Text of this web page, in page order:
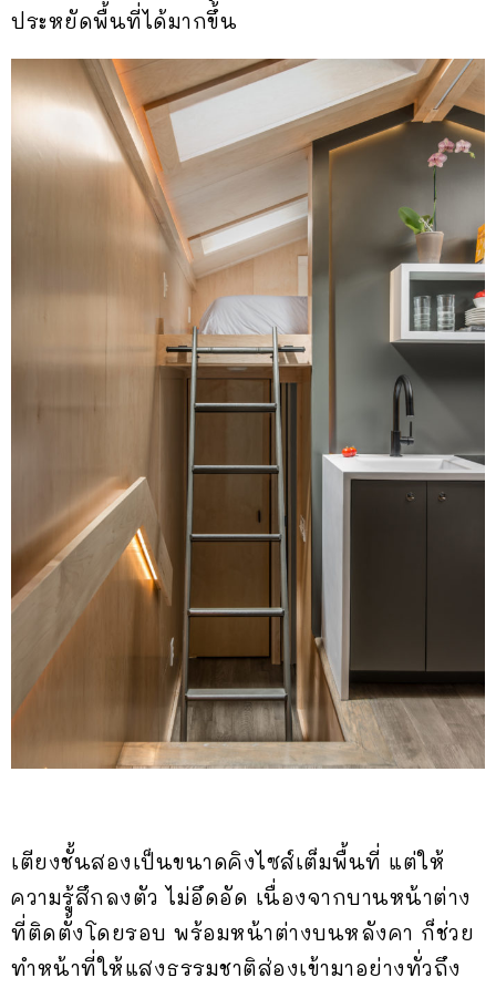
ประหยัดพื้นที่ได้มากขึ้น
เตียงชั้นสองเป็นขนาดคิงไซส์เต็มพื้นที่ แต่ให้
ความรู้สึกลงตัว ไม่อึดอัด เนื่องจากบานหน้าต่าง
ที่ติดตั้งโดยรอบ พร้อมหน้าต่างบนหลังคา ก็ช่วย
ทำหน้าที่ให้แสงธรรมชาติส่องเข้ามาอย่างทั่วถึง